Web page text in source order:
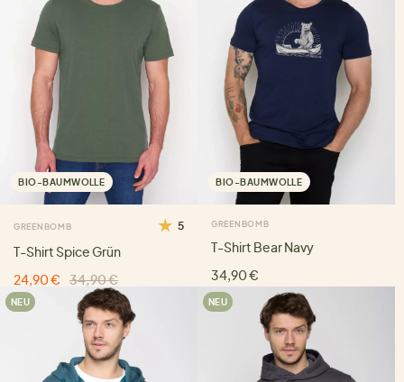
BIO-BAUMWOLLE
GREENBOMB 5
T-Shirt Spice Grün
24,90 €
34,90 €
BIO-BAUMWOLLE
GREENBOMB
T-Shirt Bear Navy
34,90 €
NEU NEU